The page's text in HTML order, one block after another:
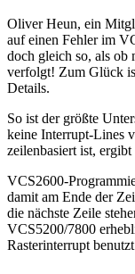
Oliver Heun, ein
auf einen Fehler im
doch gleich so, als ob
verfolgt! Zum Glück
Details.
So ist der größte
keine Interrupt-Lines
zeilenbasiert ist,
VCS2600-
damit am Ende der
die nächste Zeile
VCS5200/7800
Rasterinterrupt